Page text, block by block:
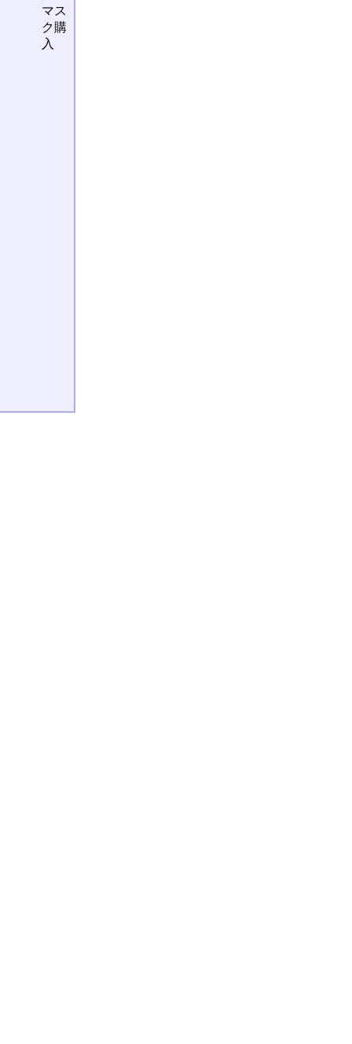
マス
ク購
入